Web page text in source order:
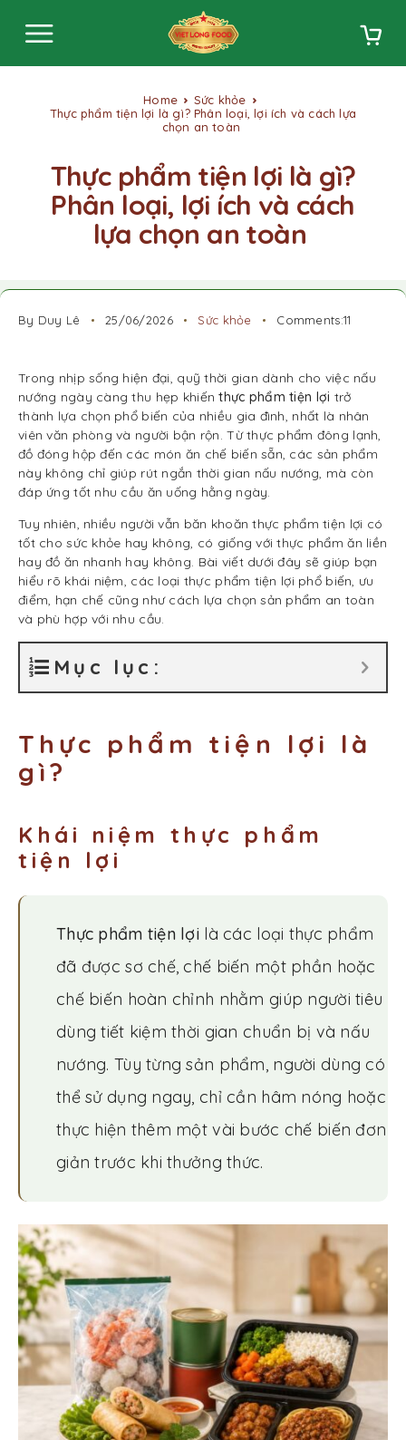
Home
Sức khỏe
Thực phẩm tiện lợi là gì? Phân loại, lợi ích và cách lựa
chọn an toàn
Thực phẩm tiện lợi là gì?
Phân loại, lợi ích và cách
lựa chọn an toàn
By Duy Lê 25/06/2026 Sức khỏe Comments:11
Trong nhịp sống hiện đại, quỹ thời gian dành cho việc nấu
nướng ngày càng thu hẹp khiếnthực phẩm tiện lợi trở
thành lựa chọn phổ biến của nhiều gia đình, nhất là nhân
viên văn phòng và người bận rộn. Từ thực phẩm đông lạnh,
đồ đóng hộp đến các món ăn chế biến sẵn, các sản phẩm
này không chỉ giúp rút ngắn thời gian nấu nướng, mà còn
đáp ứng tốt nhu cầu ăn uống hằng ngày.
Tuy nhiên, nhiều người vẫn băn khoăn thực phẩm tiện lợi có
tốt cho sức khỏe hay không, có giống với thực phẩm ăn liền
hay đồ ăn nhanh hay không. Bài viết dưới đây sẽ giúp bạn
hiểu rõ khái niệm, các loại thực phẩm tiện lợi phổ biến, ưu
điểm, hạn chế cũng như cách lựa chọn sản phẩm an toàn
và phù hợp với nhu cầu.
Mục lục:
Thực phẩm tiện lợi là
gì?
Khái niệm thực phẩm
tiện lợi
Thực phẩm tiện lợi là các loại thực phẩm
đã được sơ chế, chế biến một phần hoặc
chế biến hoàn chỉnh nhằm giúp người tiêu
dùng tiết kiệm thời gian chuẩn bị và nấu
nướng. Tùy từng sản phẩm, người dùng có
thể sử dụng ngay, chỉ cần hâm nóng hoặc
thực hiện thêm một vài bước chế biến đơn
giản trước khi thưởng thức.